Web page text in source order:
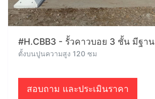
#H.CBB3 - รั้วคาวบอย 3 ชั้น มีฐาน
ตั้งบนปูนความสูง 120 ซม
สอบถาม และประเมินราคา